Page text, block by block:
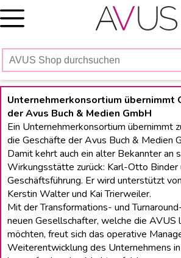
Skip
to
Unternehmerkonsortium übernimmt
der Avus Buch & Medien GmbH
Ein Unternehmerkonsortium übernimmt
die Geschäfte der Avus Buch & Medien
Damit kehrt auch ein alter Bekannter an
Wirkungsstätte zurück: Karl-Otto Binder
Geschäftsführung. Er wird unterstützt
Kerstin Walter und Kai Trierweiler.
Mit der Transformations- und
neuen Gesellschafter, welche die
möchten, freut sich das operative
Weiterentwicklung des Unternehmens